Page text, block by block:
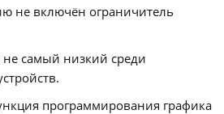
не включён ограничитель
самый низкий среди
программирования графика